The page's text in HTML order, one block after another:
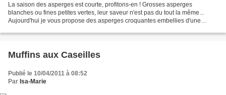
La saison des asperges est courte, profitons-en ! Grosses asperges
blanches ou fines petites vertes, leur saveur n'est pas du tout la même...
Aujourd'hui je vous propose des asperges croquantes embellies d'une
Muffins aux Caseilles
Publié le 10/04/2011 à 08:52
Par Isa-Marie